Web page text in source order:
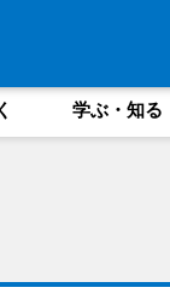
学ぶ・知る